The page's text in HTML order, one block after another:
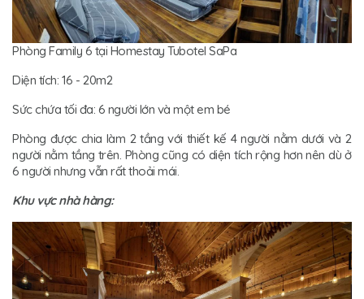
Phòng Family 6 tại Homestay Tubotel SaPa
Diện tích: 16 - 20m2
Sức chứa tối đa: 6 người lớn và một em bé
Phòng được chia làm 2 tầng với thiết kế 4 người nằm dưới và 2
người nằm tầng trên. Phòng cũng có diện tích rộng hơn nên dù ở
6 người nhưng vẫn rất thoải mái.
Khu vực nhà hàng: